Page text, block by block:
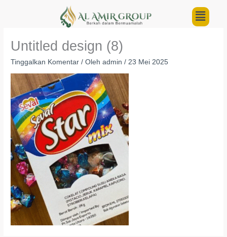
Menu
Untitled design (8)
Tinggalkan Komentar / Olehadmin/ 23 Mei 2025